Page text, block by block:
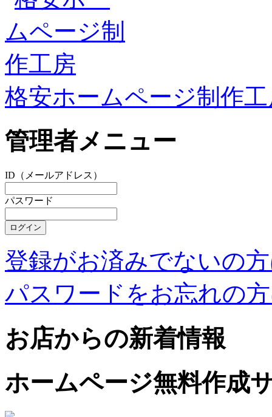
格安ホームページ制作
管理者メニュー
ID（メールアドレス）
パスワード
登録がお済みでないの
パスワードをお忘れの
お店からの新着情報
ホームページ無料作成